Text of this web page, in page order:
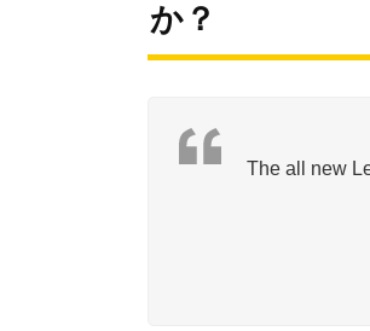
か？
The all new